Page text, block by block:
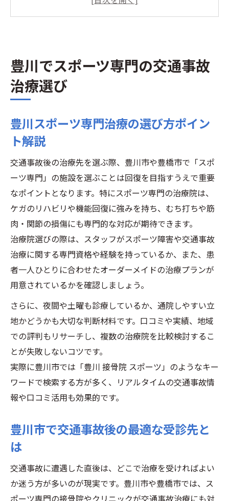
事故直後の受診先を見極める新常識
事故直後は豊川スポーツ専門がおすすめな
理由
スポーツ専門と一般医療の受診基準を解説
豊川市交通事故速報を活用する実践法
スポーツ対応の治療先で回復を目指すなら
豊川スポーツ専門なら早期回復が目指せる
理由
交通事故後のスポーツ治療プランとは何か
豊川市で選ぶべきスポーツ対応施設の特徴
豊川接骨院スポーツ治療の実体験を紹介
事故後の痛みに強いスポーツ専門治療の魅
力
通いやすさ重視の交通事故治療とは何か
豊川スポーツ専門治療は通いやすさで選ぶ
時代
自分の生活に合った豊川市の受診先選定法
交通事故治療とスポーツ専門の両立を目指
して
力
自賠責保険のポイントも豊川でしっかり解説
豊川スポーツ専門で自賠責保険を賢く活用
豊川でスポーツ専門の交通事故
治療選び
豊川スポーツ専門治療の選び方ポイン
ト解説
交通事故後の治療先を選ぶ際、豊川市や豊橋市で「スポ
ーツ専門」の施設を選ぶことは回復を目指すうえで重要
なポイントとなります。特にスポーツ専門の治療院は、
ケガのリハビリや機能回復に強みを持ち、むち打ちや筋
肉・関節の損傷にも専門的な対応が期待できます。
治療院選びの際は、スタッフがスポーツ障害や交通事故
治療に関する専門資格や経験を持っているか、また、患
者一人ひとりに合わせたオーダーメイドの治療プランが
用意されているかを確認しましょう。
さらに、夜間や土曜も診療しているか、通院しやすい立
地かどうかも大切な判断材料です。口コミや実績、地域
での評判もリサーチし、複数の治療院を比較検討するこ
とが失敗しないコツです。
実際に豊川市では「豊川 接骨院 スポーツ」のようなキー
ワードで検索する方が多く、リアルタイムの交通事故情
報や口コミ活用も効果的です。
豊川市で交通事故後の最適な受診先と
は
交通事故に遭遇した直後は、どこで治療を受ければよい
か迷う方が多いのが現実です。豊川市や豊橋市では、ス
ポーツ専門の接骨院やクリニックが交通事故治療にも対